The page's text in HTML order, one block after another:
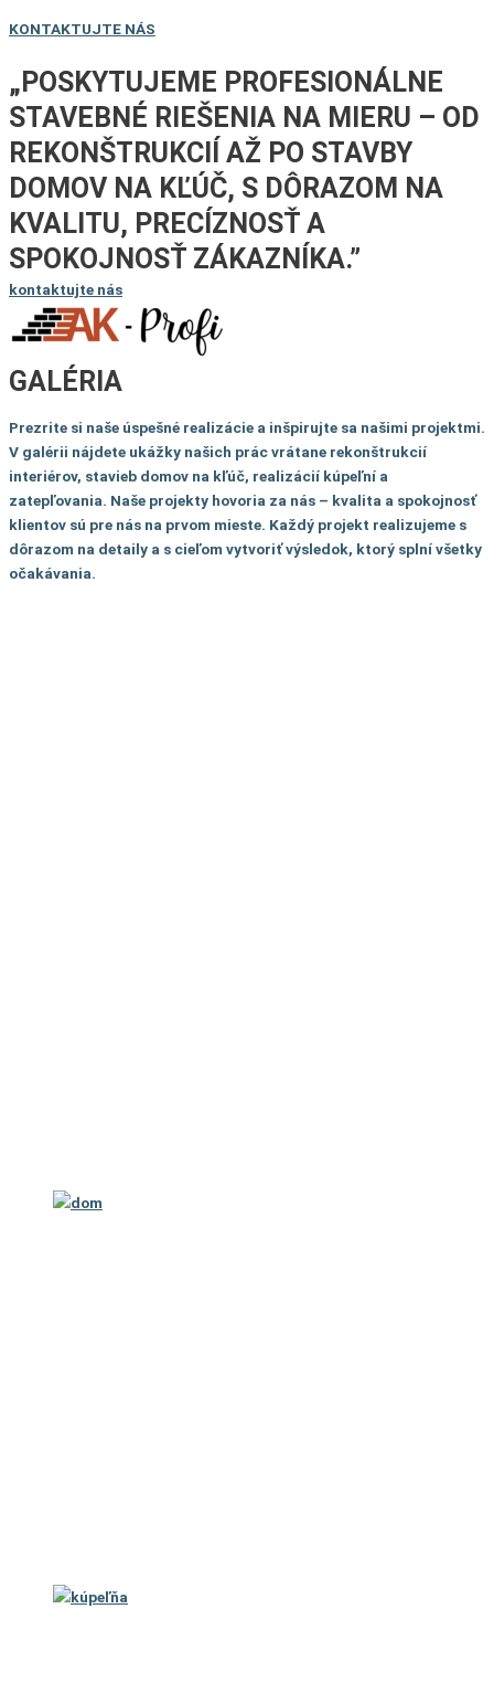
KONTAKTUJTE NÁS
„POSKYTUJEME PROFESIONÁLNE
STAVEBNÉ RIEŠENIA NA MIERU – OD
REKONŠTRUKCIÍ AŽ PO STAVBY
DOMOV NA KĽÚČ, S DÔRAZOM NA
KVALITU, PRECÍZNOSŤ A
SPOKOJNOSŤ ZÁKAZNÍKA.”
kontaktujte nás
GALÉRIA
Prezrite si naše úspešné realizácie a inšpirujte sa našimi projektmi.
V galérii nájdete ukážky našich prác vrátane rekonštrukcií
interiérov, stavieb domov na kľúč, realizácií kúpeľní a
zatepľovania. Naše projekty hovoria za nás – kvalita a spokojnosť
klientov sú pre nás na prvom mieste. Každý projekt realizujeme s
dôrazom na detaily a s cieľom vytvoriť výsledok, ktorý splní všetky
očakávania.